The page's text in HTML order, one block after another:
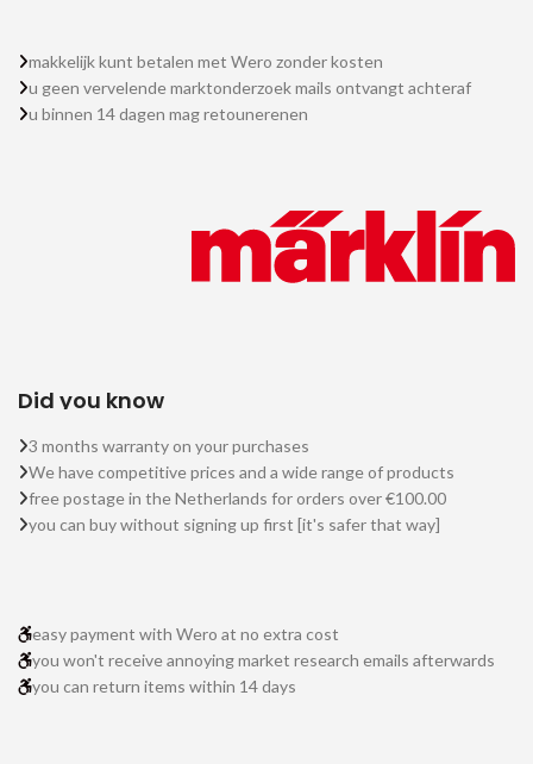
makkelijk kunt betalen met Wero zonder kosten
u geen vervelende marktonderzoek mails ontvangt achteraf
u binnen 14 dagen mag retounerenen
Did you know
3 months warranty on your purchases
We have competitive prices and a wide range of products
free postage in the Netherlands for orders over €100.00
you can buy without signing up first [it's safer that way]
easy payment with Wero at no extra cost
you won't receive annoying market research emails afterwards
you can return items within 14 days